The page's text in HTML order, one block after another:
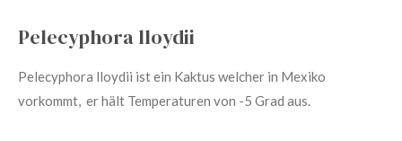
Pelecyphora lloydii
Pelecyphora lloydii ist ein Kaktus welcher in Mexiko
vorkommt, er hält Temperaturen von -5 Grad aus.